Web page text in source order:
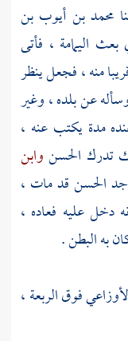
محمد بن أيوب بن
بعث اليمامة ، فأتى
منه ، فجعل ينظر
عن بلده ، وغير
مدة يكتب عنه ،
تدرك الحسنوابن
الحسنقد مات ،
دخل عليه فعاده ،
به البطن .
فوق الربعة ،